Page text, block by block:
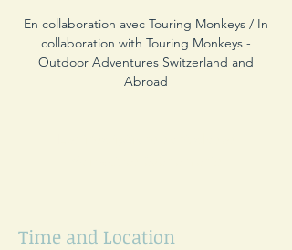
En collaboration avec Touring Monkeys / In
collaboration with Touring Monkeys -
Outdoor Adventures Switzerland and
Abroad
Time and Location